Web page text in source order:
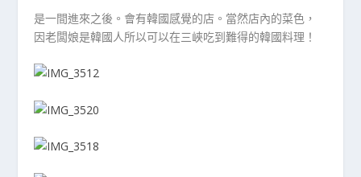
是一間進來之後。會有韓國感覺的店。當然店內的菜色，
因老闆娘是韓國人所以可以在三峽吃到難得的韓國料理！